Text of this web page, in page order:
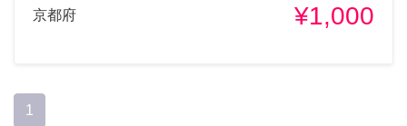
京都府 ¥1,000
1